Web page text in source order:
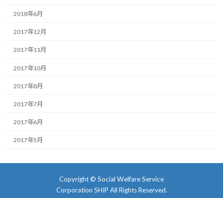
2018年6月
2017年12月
2017年11月
2017年10月
2017年8月
2017年7月
2017年6月
2017年5月
Copyright © Social Welfare Service
Corporation SHIP All Rights Reserved.